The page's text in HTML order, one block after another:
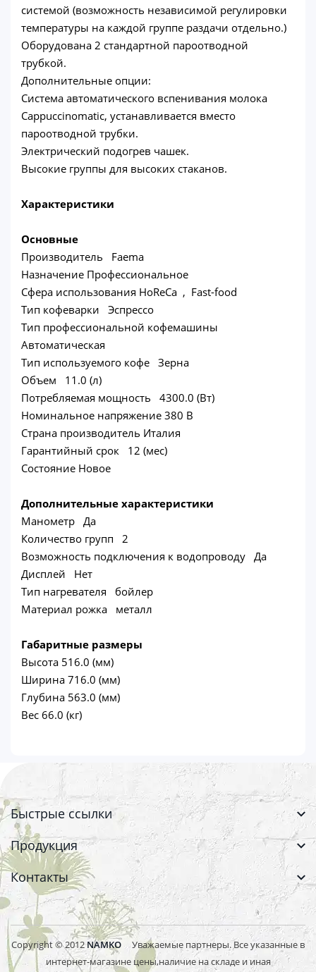
системой (возможность независимой регулировки
температуры на каждой группе раздачи отдельно.)
Оборудована 2 стандартной пароотводной
трубкой.
Дополнительные опции:
Система автоматического вспенивания молока
Cappuccinomatic, устанавливается вместо
пароотводной трубки.
Электрический подогрев чашек.
Высокие группы для высоких стаканов.
Характеристики
Основные
Производитель Faema
Назначение Профессиональное
Сфера использования HoReCa , Fast-food
Тип кофеварки Эспрессо
Тип профессиональной кофемашины
Автоматическая
Тип используемого кофе Зерна
Объем 11.0 (л)
Потребляемая мощность 4300.0 (Вт)
Номинальное напряжение 380 В
Страна производитель Италия
Гарантийный срок 12 (мес)
Состояние Новое
Дополнительные характеристики
Манометр Да
Количество групп 2
Возможность подключения к водопроводу Да
Дисплей Нет
Тип нагревателя бойлер
Материал рожка металл
Габаритные размеры
Высота 516.0 (мм)
Ширина 716.0 (мм)
Глубина 563.0 (мм)
Вес 66.0 (кг)
Быстрые ссылки
Продукция
Контакты
Copyright © 2012 NAMKO Уважаемые партнеры. Все указанные в
интернет-магазине цены,наличие на складе и иная